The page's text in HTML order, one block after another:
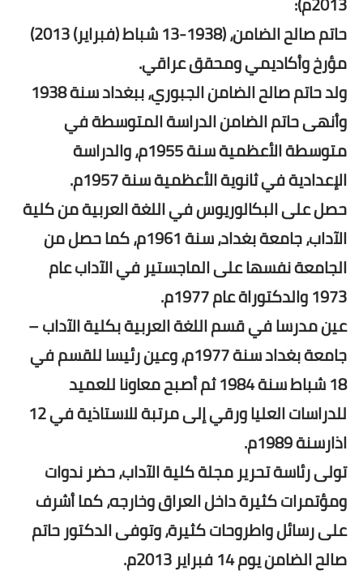
حاتم صالح الضامن، (1938-13 شباط (فبراير) 2013)
مؤرخ وأكاديمي ومحقق عراقي.
ولد حاتم صالح الضامن الجبوري، ببغداد سنة 1938
وأنهى حاتم الضامن الدراسة المتوسطة في
متوسطة الأعظمية سنة 1955م، والدراسة
الإعدادية في ثانوية الأعظمية سنة 1957م.
حصل على البكالوريوس في اللغة العربية من كلية
الآداب، جامعة بغداد، سنة 1961م، كما حصل من
الجامعة نفسها على الماجستير في الآداب عام
1973 والدكتوراة عام 1977م.
عين مدرسا في قسم اللغة العربية بكلية الآداب –
جامعة بغداد سنة 1977م، وعين رئيسا للقسم في
18 شباط سنة 1984 ثم أصبح معاونا للعميد
للدراسات العليا ورقي إلى مرتبة للاستاذية في 12
اذارسنة 1989م.
تولى رئاسة تحرير مجلة كلية الآداب، حضر ندوات
ومؤتمرات كثيرة داخل العراق وخارجه، كما أشرف
على رسائل واطروحات كثيرة، وتوفى الدكتور حاتم
صالح الضامن يوم 14 فبراير 2013م.